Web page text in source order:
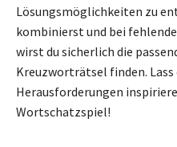
Lösungsmöglichkeiten zu
kombinierst und bei
wirst du sicherlich die
Kreuzworträtsel finden. Lass
Herausforderungen
Wortschatzspiel!